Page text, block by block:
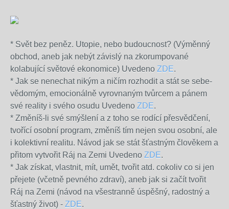
* Svět bez peněz. Utopie, nebo budoucnost? (Výměnný
obchod, aneb jak nebýt závislý na zkorumpované
kolabující světové ekonomice) Uvedeno ZDE.
* Jak se nenechat nikým a ničím rozhodit a stát se sebe-
vědomým, emocionálně vyrovnaným tvůrcem a pánem
své reality i svého osudu Uvedeno ZDE.
* Změníš-li své smýšlení a z toho se rodící přesvědčení,
tvořící osobní program, změníš tím nejen svou osobní, ale
i kolektivní realitu. Návod jak se stát šťastným člověkem a
přitom vytvořit Ráj na Zemi Uvedeno ZDE.
* Jak získat, vlastnit, mít, umět, tvořit atd. cokoliv co si jen
přejete (včetně pevného zdraví), aneb jak si začít tvořit
Ráj na Zemi (návod na všestranně úspěšný, radostný a
šťastný život) - ZDE.